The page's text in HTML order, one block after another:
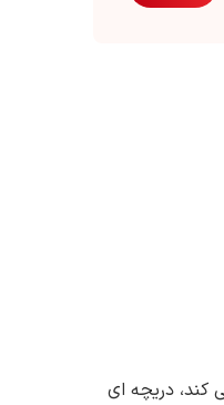
کند، دریچه ای